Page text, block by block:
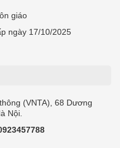
giáo
ngày 17/10/2025
(VNTA), 68 Dương
Nội.